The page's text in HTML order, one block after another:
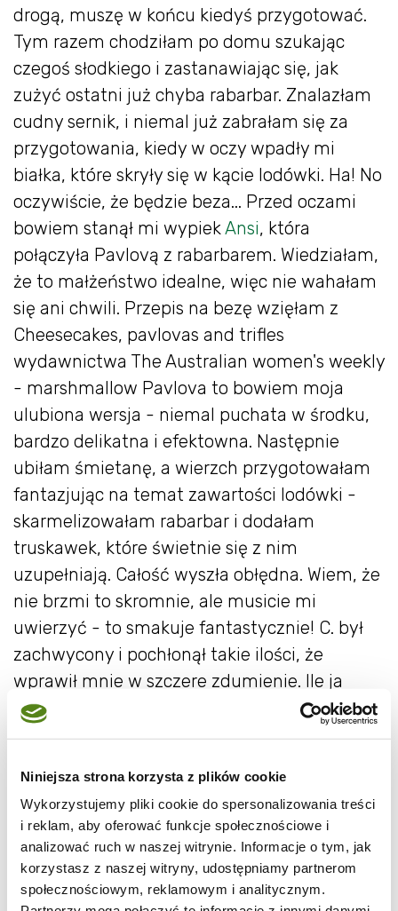
Niniejsza strona korzysta z plików cookie
Wykorzystujemy pliki cookie do spersonalizowania treści
i reklam, aby oferować funkcje społecznościowe i
analizować ruch w naszej witrynie. Informacje o tym, jak
korzystasz z naszej witryny, udostępniamy partnerom
społecznościowym, reklamowym i analitycznym.
drogą, muszę w końcu kiedyś przygotować.
Tym razem chodziłam po domu szukając
czegoś słodkiego i zastanawiając się, jak
zużyć ostatni już chyba rabarbar. Znalazłam
cudny sernik, i niemal już zabrałam się za
przygotowania, kiedy w oczy wpadły mi
białka, które skryły się w kącie lodówki. Ha! No
oczywiście, że będzie beza... Przed oczami
bowiem stanął mi wypiek Ansi, która
połączyła Pavlovą z rabarbarem. Wiedziałam,
że to małżeństwo idealne, więc nie wahałam
się ani chwili. Przepis na bezę wzięłam z
Cheesecakes, pavlovas and trifles
wydawnictwa The Australian women's weekly
- marshmallow Pavlova to bowiem moja
ulubiona wersja - niemal puchata w środku,
bardzo delikatna i efektowna. Następnie
ubiłam śmietanę, a wierzch przygotowałam
fantazjując na temat zawartości lodówki -
skarmelizowałam rabarbar i dodałam
truskawek, które świetnie się z nim
uzupełniają. Całość wyszła obłędna. Wiem, że
nie brzmi to skromnie, ale musicie mi
uwierzyć - to smakuje fantastycznie! C. był
zachwycony i pochłonął takie ilości, że
wprawił mnie w szczere zdumienie. Ile ja
zjadłam, nawet nie napiszę... Koniecznie
musicie spróbować - deser idealny na
Marshmallow Pavlova z rabarbarem i
truskawkami